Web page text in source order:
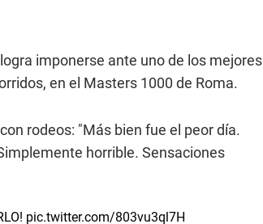
imponerse ante uno de los mejores
en el Masters 1000 de Roma.
rodeos: "Más bien fue el peor día.
horrible. Sensaciones
! pic.twitter.com/803vu3ql7H